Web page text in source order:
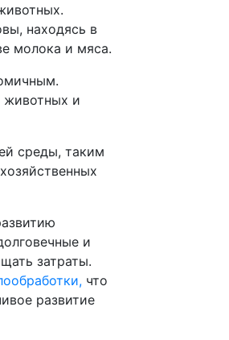
находясь в
молока и мяса.
животных и
среды, таким
и
затраты.
что
развитие